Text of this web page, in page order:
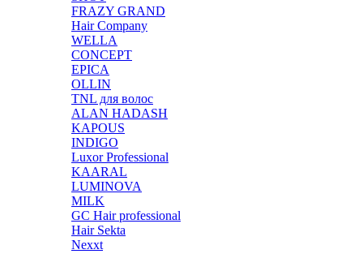
FRAZY GRAND
Hair Company
WELLA
CONCEPT
EPICA
OLLIN
TNL для волос
ALAN HADASH
KAPOUS
INDIGO
Luxor Professional
KAARAL
LUMINOVA
MILK
GC Hair professional
Hair Sekta
Nexxt